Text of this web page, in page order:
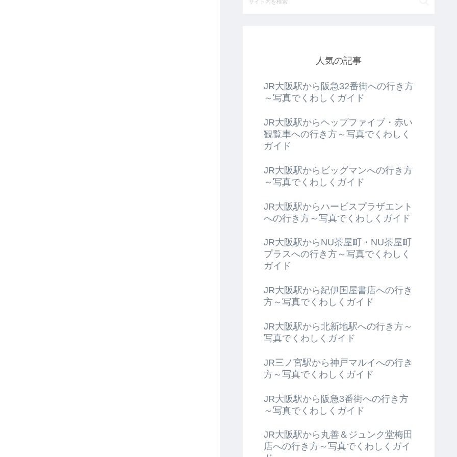
人気の記事
JR大阪駅から阪急32番街への行き方
～写真でくわしくガイド
JR大阪駅からヘップファイブ・赤い
観覧車への行き方～写真でくわしく
ガイド
JR大阪駅からビッグマンへの行き方
～写真でくわしくガイド
JR大阪駅からハービスプラザエント
への行き方～写真でくわしくガイド
JR大阪駅からNU茶屋町・NU茶屋町
プラスへの行き方～写真でくわしく
ガイド
JR大阪駅から紀伊国屋書店への行き
方～写真でくわしくガイド
JR大阪駅から北新地駅への行き方～
写真でくわしくガイド
JR三ノ宮駅から神戸マルイへの行き
方～写真でくわしくガイド
JR大阪駅から阪急3番街への行き方
～写真でくわしくガイド
JR大阪駅から丸善＆ジュンク堂梅田
店への行き方～写真でくわしくガイ